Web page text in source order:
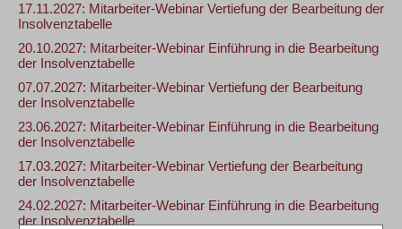
17.11.2027: Mitarbeiter-Webinar Vertiefung der Bearbeitung der
Insolvenztabelle
20.10.2027: Mitarbeiter-Webinar Einführung in die Bearbeitung
der Insolvenztabelle
07.07.2027: Mitarbeiter-Webinar Vertiefung der Bearbeitung
der Insolvenztabelle
23.06.2027: Mitarbeiter-Webinar Einführung in die Bearbeitung
der Insolvenztabelle
17.03.2027: Mitarbeiter-Webinar Vertiefung der Bearbeitung
der Insolvenztabelle
24.02.2027: Mitarbeiter-Webinar Einführung in die Bearbeitung
der Insolvenztabelle